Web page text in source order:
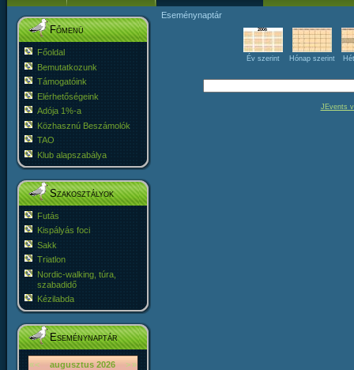
Főmenü
Főoldal
Bemutatkozunk
Támogatóink
Elérhetőségeink
Adója 1%-a
Közhasznú Beszámolók
TAO
Klub alapszabálya
Szakosztályok
Futás
Kispályás foci
Sakk
Triatlon
Nordic-walking, túra,
szabadidő
Kézilabda
Eseménynaptár
«< augusztus 2026 >»
Eseménynaptár
Év szerint Hónap szerint
JEvents